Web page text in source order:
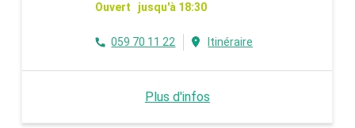
Ouvert jusqu'à 18:30
059 70 11 22 Itinéraire
Plus d'infos